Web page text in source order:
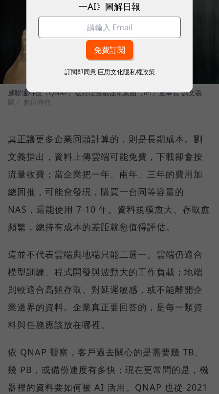
威聯通科技（QNAP）總經理暨威強電集團（IEI）董事長 劉文義
圖／ 數位時代
真正讓更多企業回頭計算的，則是長期成本。劉
文義指出，資料上傳雲端可能免費，下載卻會按
流量收費；當企業把一年、兩年、三年的費用加
總回推，可能會發現，購買一台同等容量的
NAS，還能使用 7-10 年。資料規模愈大、存取愈
頻繁，總持有成本的差距就愈值得評估。
這並不代表雲端與地端只能二選一。雲端仍適合
模型訓練、程式開發與波動大的工作負載；地端
則較適合高頻存取、對延遲敏感，或不能離開企
業邊界的資料。企業真正要回答的，是每一類資
料與任務應該放在哪裡。
依 QNAP 觀察，客戶過去關心的是需要幾 TB、
幾 PB，或備份速度有多快；現在更常問的是，機
器裡的資料要如何被 AI 活用。QNAP 也從 2021
一AI》圖解日報
訂閱即同意 巨思文化隱私權政策